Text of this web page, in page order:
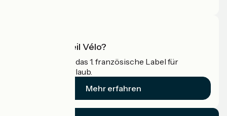
Was ist Accueil Vélo?
Accueil Vélo ist das 1. französische Label für
Radfahrer im Urlaub.
Mehr erfahren